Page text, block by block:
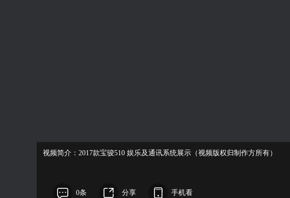
视频简介：2017款宝骏510 娱乐及通讯系统展示（视频版权归制作方所有）
0条 分享 手机看